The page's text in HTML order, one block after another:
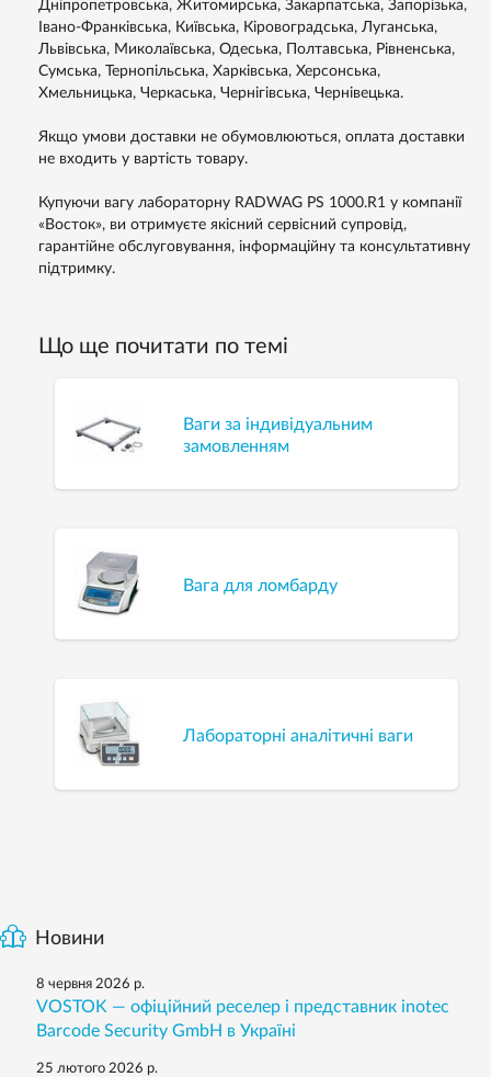
Дніпропетровська, Житомирська, Закарпатська, Запорізька,
Івано-Франківська, Київська, Кіровоградська, Луганська,
Львівська, Миколаївська, Одеська, Полтавська, Рівненська,
Сумська, Тернопільська, Харківська, Херсонська,
Хмельницька, Черкаська, Чернігівська, Чернівецька.
Якщо умови доставки не обумовлюються, оплата доставки
не входить у вартість товару.
Купуючи вагу лабораторну RADWAG PS 1000.R1 у компанії
«Восток», ви отримуєте якісний сервісний супровід,
гарантійне обслуговування, інформаційну та консультативну
підтримку.
Що ще почитати по темі
Ваги за індивідуальним
замовленням
Вага для ломбарду
Лабораторні аналітичні ваги
Новини
8 червня 2026 р.
VOSTOK — офіційний реселер і представник inotec
Barcode Security GmbH в Україні
25 лютого 2026 р.